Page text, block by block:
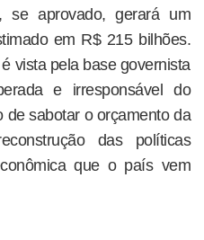
se aprovado, gerará um
em R$ 215 bilhões.
vista pela base governista
e irresponsável do
de sabotar o orçamento da
das políticas
que o país vem